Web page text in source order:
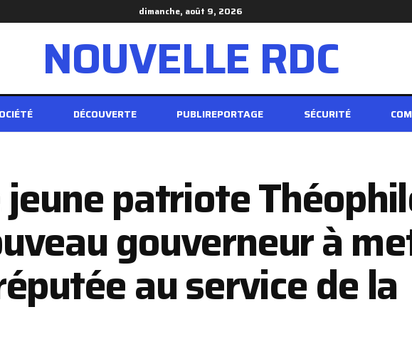
dimanche, août 9, 2026
NOUVELLE RDC
DÉCOUVERTE PUBLIREPORTAGE SÉCURITÉ
patriote
gouverneur à
au service de la